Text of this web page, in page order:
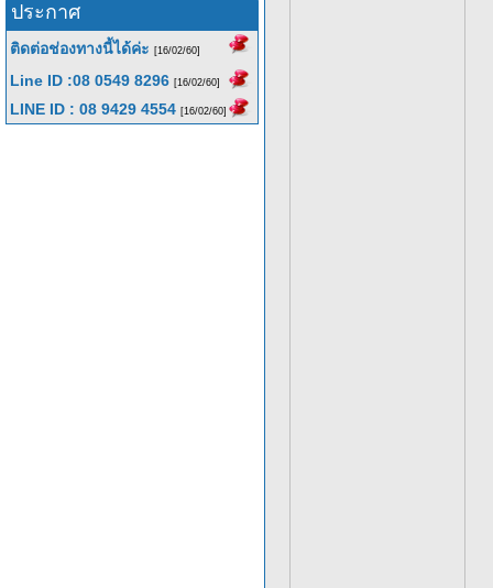
ประกาศ
ติดต่อช่องทางนี้ได้ค่ะ [16/02/60]
Line ID :08 0549 8296 [16/02/60]
LINE ID : 08 9429 4554 [16/02/60]